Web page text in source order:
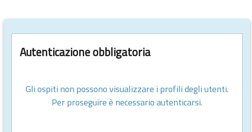
Autenticazione obbligatoria
Gli ospiti non possono visualizzare i profili degli utenti.
Per proseguire è necessario autenticarsi.